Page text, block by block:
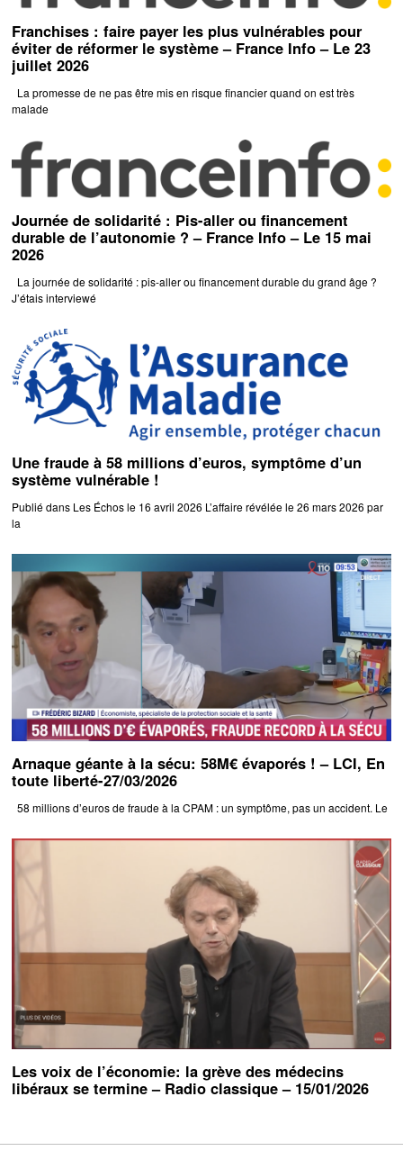
Franchises : faire payer les plus vulnérables pour
éviter de réformer le système – France Info – Le 23
juillet 2026
La promesse de ne pas être mis en risque financier quand on est très
malade
Journée de solidarité : Pis-aller ou financement
durable de l’autonomie ? – France Info – Le 15 mai
2026
La journée de solidarité : pis-aller ou financement durable du grand âge ?
J’étais interviewé
Une fraude à 58 millions d’euros, symptôme d’un
système vulnérable !
Publié dans Les Échos le 16 avril 2026 L’affaire révélée le 26 mars 2026 par
la
Arnaque géante à la sécu: 58M€ évaporés ! – LCI, En
toute liberté-27/03/2026
58 millions d’euros de fraude à la CPAM : un symptôme, pas un accident. Le
Les voix de l’économie: la grève des médecins
libéraux se termine – Radio classique – 15/01/2026